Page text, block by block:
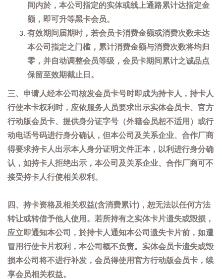
间内於，本公司指定的实体或线上通路累计达指定金
额，即可升等黑卡会员。
有效期间届期时，若会员卡消费金额或消费次数未达
本公司指定之门槛，累计消费金额与消费次数将均归
零，并自动调整会员等级，会员卡期间累计之诚品点
保留至效期截止日。
三、申请人经本公司核发会员卡号时即成为持卡人，持卡人
行使本卡权利时，应依服务人员要求出示实体会员卡、官方
行动版会员卡、提供身分证字号（外籍会员恕不适用）或行
动电话号码进行身分确认，但本公司及关系企业、合作厂商
得要求持卡人出示本人身分证明文件正本，以利进行身分确
认，如持卡人拒绝出示，本公司及关系企业、合作厂商可不
接受持卡人行使相关权利。
四、持卡资格及相关权益(含消费累计)，恕无法以任何方法
转让或转借予他人使用。若所持有之实体卡片遗失或毁损，
应立即通知本公司，於持卡人通知本公司遗失卡片前，如遭
冒用行使卡片权利，本公司概不负责。实体会员卡遗失或毁
损本公司将不进行补发，会员得使用官方行动版会员卡，续
享会员相关权益。